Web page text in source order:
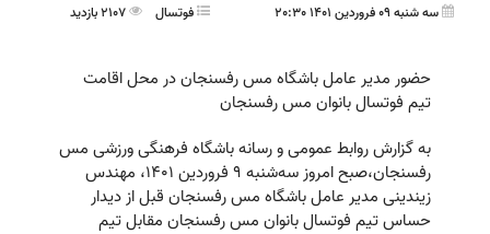
سه شنبه 09 فروردین 1401 20:30 فوتسال
حضور مدیر عامل باشگاه مس رفسنجان در محل اقامت
تیم فوتسال بانوان مس رفسنجان
به گزارش روابط عمومی و رسانه باشگاه فرهنگی ورزشی مس
رفسنجان،صبح امروز سه‌شنبه ۹ فروردین ۱۴۰۱، مهندس
زیندینی مدیر عامل باشگاه مس رفسنجان قبل از دیدار
حساس تیم فوتسال بانوان مس رفسنجان مقابل تیم